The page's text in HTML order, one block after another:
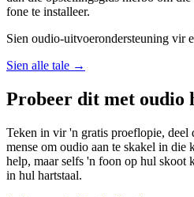
fone te installeer.
Sien oudio-uitvoerondersteuning vir
Sien alle tale →
Probeer dit met oudio
Teken in vir 'n gratis proeflopie, deel
mense om oudio aan te skakel in
help, maar selfs 'n foon op hul skoot
in hul hartstaal.